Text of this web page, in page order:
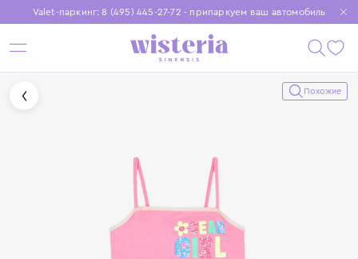
Valet-паркинг: 8 (495) 445-27-72 - припаркуем ваш автомобиль
Бесплатная доставка при заказе от 15 000 ₽
Установите приложение, чтобы покупки были еще удобнее
Похожие